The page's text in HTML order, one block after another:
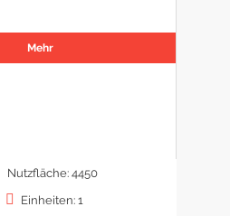
Mehr
Nutzfläche: 4450
Einheiten: 1